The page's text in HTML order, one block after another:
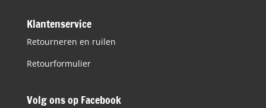
Klantenservice
Retourneren en ruilen
Retourformulier
Volg ons op Facebook